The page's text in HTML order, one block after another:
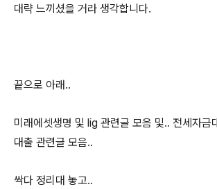
대략 느끼셨을 거라 생각합니다.
끝으로 아래..
미래에셋생명 및 lig 관련글 모음 및.. 전세자금
대출 관련글 모음..
싹다 정리대 놓고..